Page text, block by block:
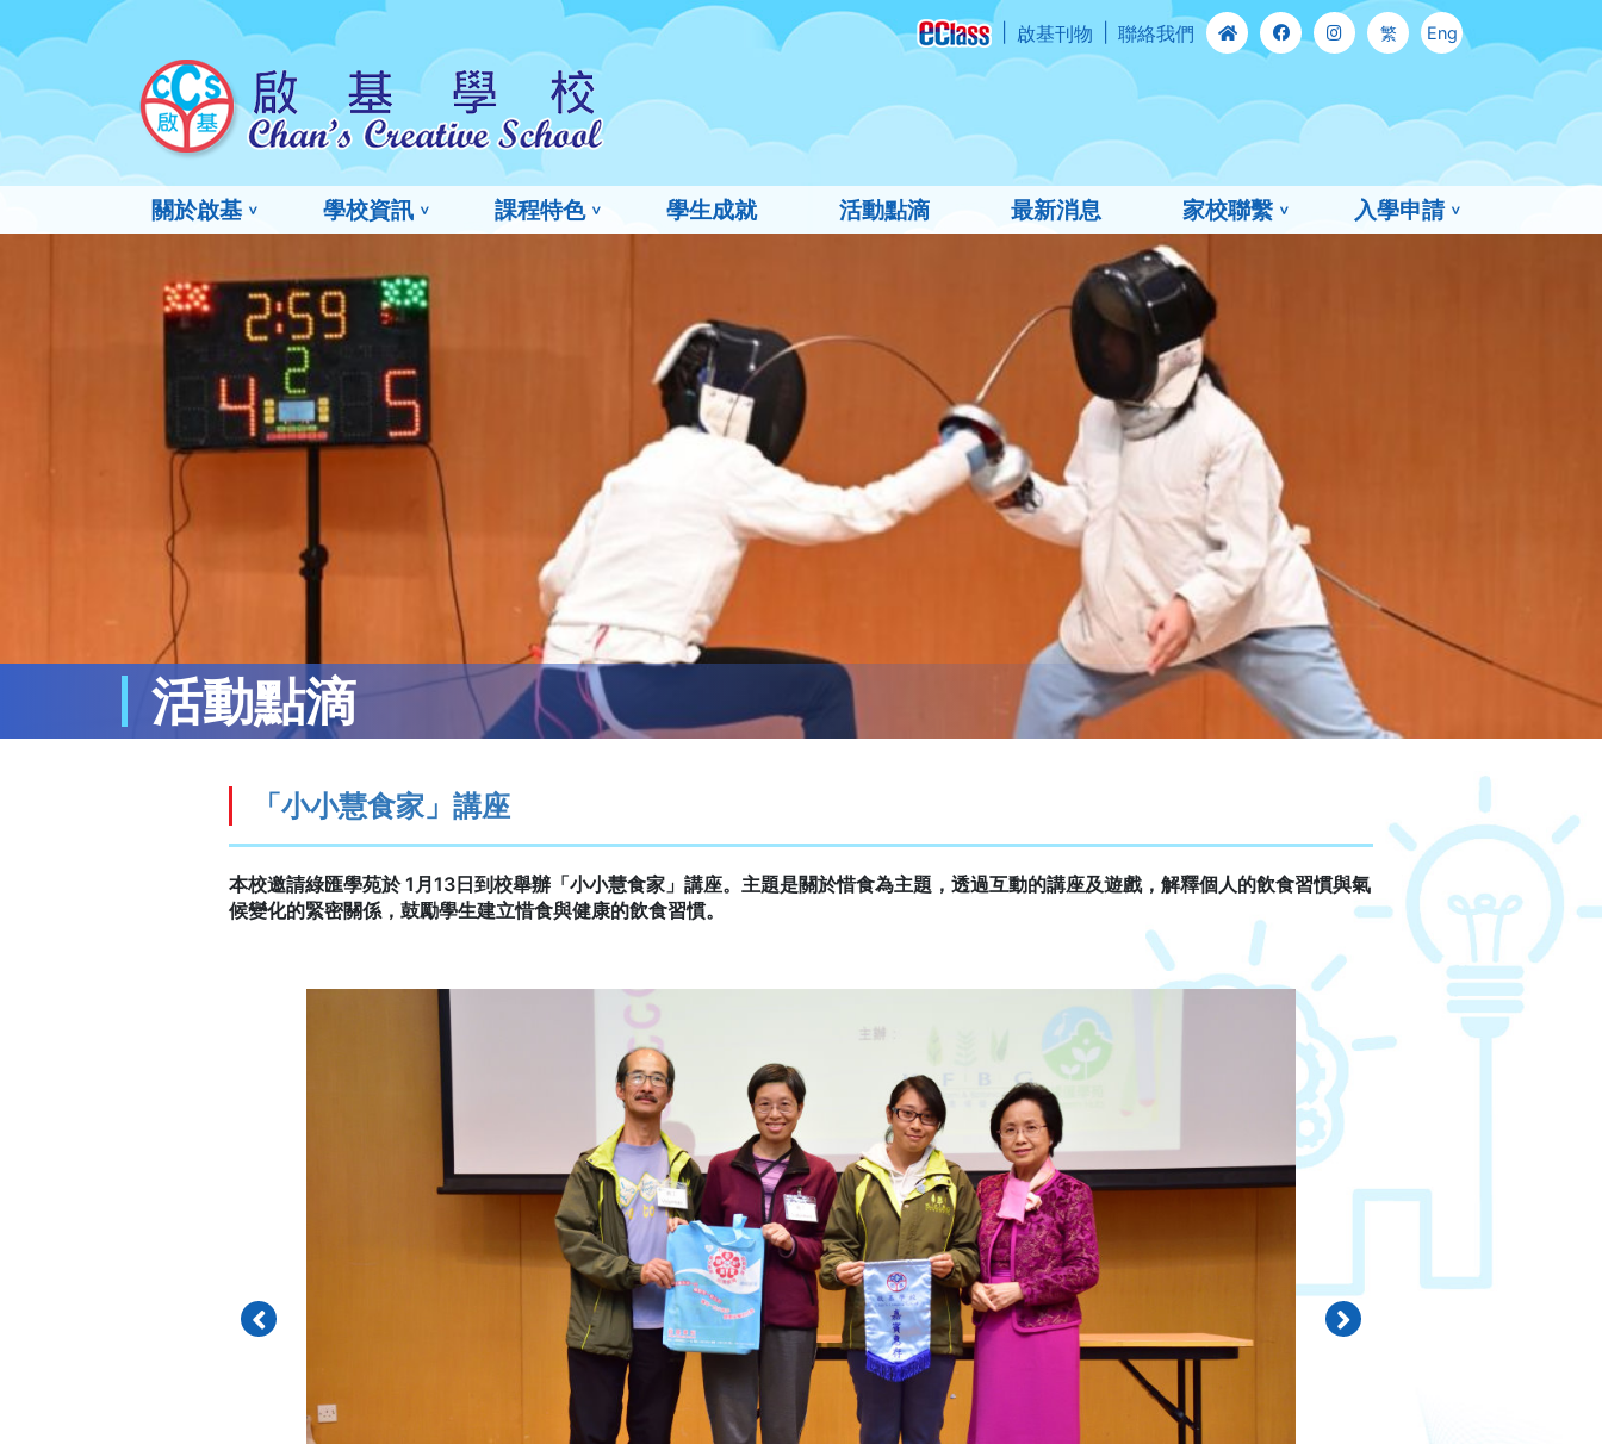
啟基刊物 聯絡我們 繁 Eng
關於啟基 學校資訊 課程特色 學生成就 活動點滴 最新消息 家校聯繫 入學申請
活動點滴
「小小慧食家」講座
本校邀請綠匯學苑於 1月13日到校舉辦「小小慧食家」講座。主題是關於惜食為主題，透過互動的講座及遊戲，解釋個人的飲食習慣與氣
候變化的緊密關係，鼓勵學生建立惜食與健康的飲食習慣。